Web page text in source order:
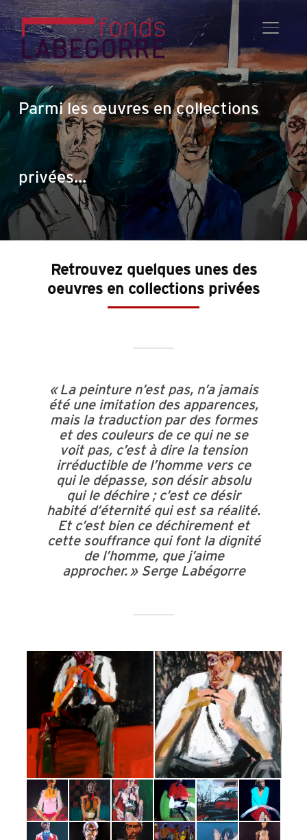
Parmi les œuvres en collections
privées…
Retrouvez quelques unes des
oeuvres en collections privées
« La peinture n’est pas, n’a jamais
été une imitation des apparences,
mais la traduction par des formes
et des couleurs de ce qui ne se
voit pas, c’est à dire la tension
irréductible de l’homme vers ce
qui le dépasse, son désir absolu
qui le déchire ; c’est ce désir
habité d’éternité qui est sa réalité.
Et c’est bien ce déchirement et
cette souffrance qui font la dignité
de l’homme, que j’aime
approcher. » Serge Labégorre